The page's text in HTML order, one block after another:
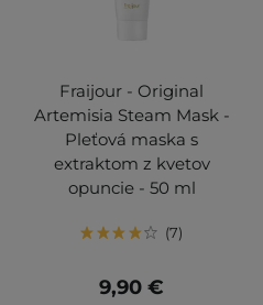
Fraijour - Original
Artemisia Steam Mask -
Pleťová maska s
extraktom z kvetov
opuncie - 50 ml
7
9,90 €